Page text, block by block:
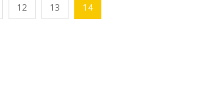
12 13 14